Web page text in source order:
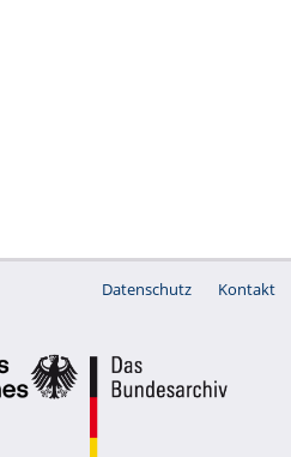
Datenschutz Kontakt